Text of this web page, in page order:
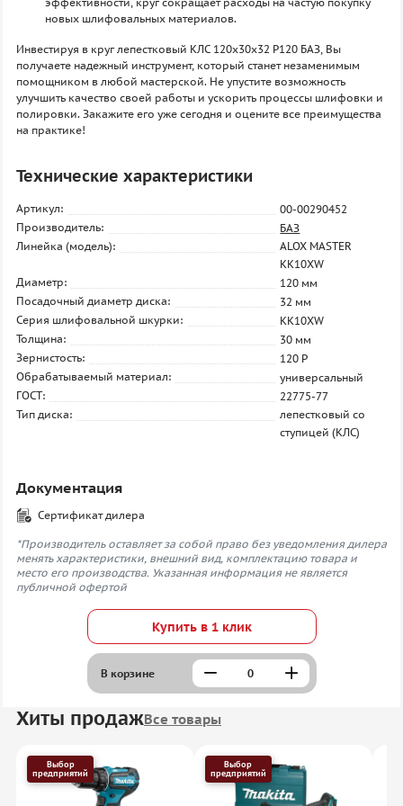
новых шлифовальных материалов.
Инвестируя в круг лепестковый КЛС 120х30х32 P120 БАЗ, Вы
получаете надежный инструмент, который станет незаменимым
помощником в любой мастерской. Не упустите возможность
улучшить качество своей работы и ускорить процессы шлифовки и
полировки. Закажите его уже сегодня и оцените все преимущества
на практике!
Технические характеристики
Артикул:
00-00290452
Производитель:
БАЗ
Линейка (модель):
ALOX MASTER
KK10XW
Диаметр:
120 мм
Посадочный диаметр диска:
32 мм
Серия шлифовальной шкурки:
KK10XW
Толщина:
30 мм
Зернистость:
120 P
Обрабатываемый материал:
универсальный
ГОСТ:
22775-77
Тип диска:
лепестковый со
ступицей (КЛС)
Документация
Сертификат дилера
*Производитель оставляет за собой право без уведомления дилера
менять характеристики, внешний вид, комплектацию товара и
место его производства. Указанная информация не является
публичной офертой
Купить в 1 клик
В корзине
Хиты продажВсе товары
Выбор
предприятий
Выбор
предприятий